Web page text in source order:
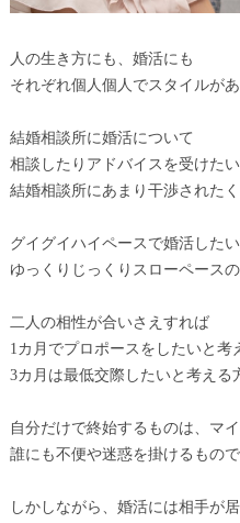
人の生き方にも、婚活にも
それぞれ個人個人でスタイルがあ
結婚相談所に婚活について
相談したりアドバイスを受けた
結婚相談所にあまり干渉された
グイグイハイペースで婚活した
ゆっくりじっくりスローペース
二人の相性が合いさえすれば
1カ月でプロポースをしたいと考
3カ月は最低交際したいと考える
自分だけで終始するものは、マ
誰にも不便や迷惑を掛けるもので
しかしながら、婚活には相手が居